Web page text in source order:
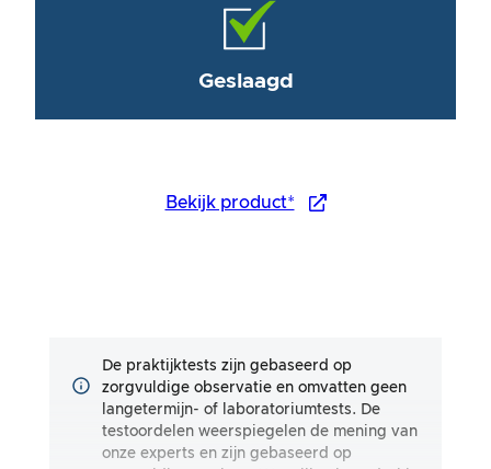
Geslaagd
Bekijk product*
De praktijktests zijn gebaseerd op
zorgvuldige observatie en omvatten geen
langetermijn- of laboratoriumtests. De
testoordelen weerspiegelen de mening van
onze experts en zijn gebaseerd op